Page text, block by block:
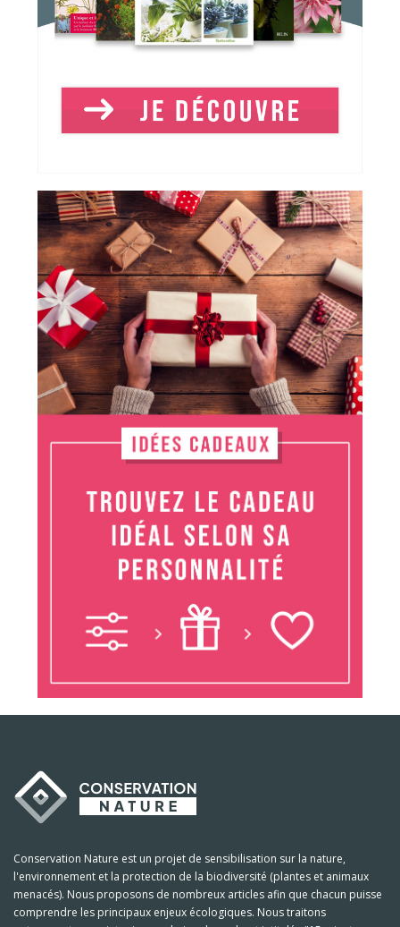
Conservation Nature est un projet de sensibilisation sur la nature,
l'environnement et la protection de la biodiversité (plantes et animaux
menacés). Nous proposons de nombreux articles afin que chacun puisse
comprendre les principaux enjeux écologiques. Nous traitons